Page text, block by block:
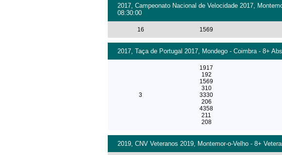
2017, Campeonato Nacional de Velocidade 2017,
08:30:00
16 1569
2017, Taça de Portugal 2017, Mondego - Coimbra - 8+
3
1917
192
1569
310
3330
206
4358
211
208
2019, CNV Veteranos 2019, Montemor-o-Velho - 8+